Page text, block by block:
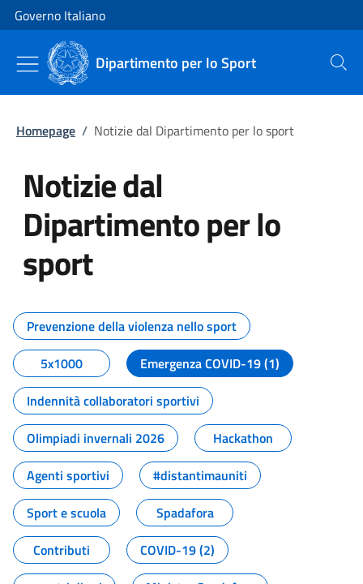
Vai al contenuto
Vai alla navigazione del sito
Governo Italiano
Dipartimento per lo Sport Cerca
Homepage / Notizie dal Dipartimento per lo sport
Notizie dal
Dipartimento per lo
sport
Tutti i contenuti della pagina
Prevenzione della violenza nello sport
5x1000
Emergenza COVID-19 (1)
Indennità collaboratori sportivi
Olimpiadi invernali 2026
Hackathon
Agenti sportivi
#distantimauniti
Sport e scuola
Spadafora
Contributi
COVID-19 (2)